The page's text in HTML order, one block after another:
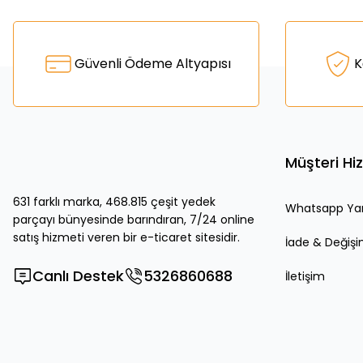
Ürün resmi kalitesiz, bozuk veya görüntülenemiyor.
Güvenli Ödeme Altyapısı
631 farklı marka, 468.815 çeşit yedek
parçayı bünyesinde barındıran, 7/24 online
satış hizmeti veren bir e-ticaret sitesidir.
Canlı Destek 5326860688
Müşteri
Whatsapp
İade &
İletişim